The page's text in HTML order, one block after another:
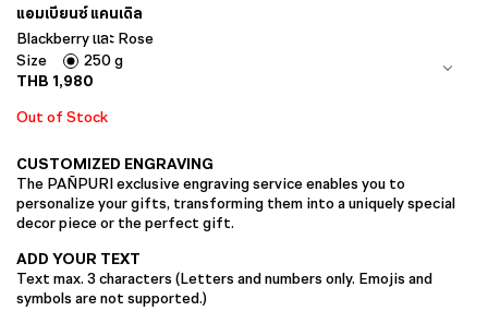
แอมเบียนซ์ แคนเดิล
Blackberry และ Rose
Size
250 g
THB 1,980
Out of Stock
CUSTOMIZED ENGRAVING
The PAÑPURI exclusive engraving service enables you to
personalize your gifts, transforming them into a uniquely special
decor piece or the perfect gift.
ADD YOUR TEXT
Text max. 3 characters (Letters and numbers only. Emojis and
symbols are not supported.)